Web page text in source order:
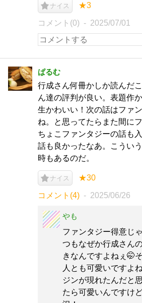
ナイス ★3
コメント(0) 2025/07/01
ぱるむ
行成さん何冊かしか読んだ
ん達の評判が良い。表題作
生かわいい！次の話はファ
ね。と思ってたらまた間に
ちょこファンタジーの話も
話も良かったなあ。こうい
時もあるのだ。
ナイス ★30
コメント(4) 2025/06/26
やも
ファンタジー得意じ
つもなぜか行成さん
きなんですよねぇ🤭
人とも可愛いですよ
ジンが現れたんだと
たら可愛いんですけ